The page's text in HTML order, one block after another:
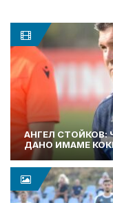
АНГЕЛ СТОЙКОВ:
ДАНО ИМАМЕ